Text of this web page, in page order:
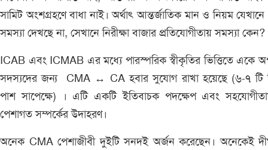
সামিট অংশগ্রহণে বাধা নাই। অর্থাৎ আন্তর্জাতিক মান ও নিয়ম
সমস্যা দেখছে না, সেখানে নিরীক্ষা বাজার প্রতিযোগীতায় সমস্যা কেন?
ICAB এবং ICMAB এর মধ্যে পারস্পরিক স্বীকৃতির ভিত্তিতে একে
সদস্যদের জন্য CMA ↔ CA হবার সুযোগ রাখা হয়েছে (৬-৭ টি
পাশ সাপেক্ষে) । এটি একটি ইতিবাচক পদক্ষেপ এবং
পেশাগত সম্পর্কের উদাহরণ।
অনেক CMA পেশাজীবী দুইটি সনদই অর্জন করেছেন। অনেকেই